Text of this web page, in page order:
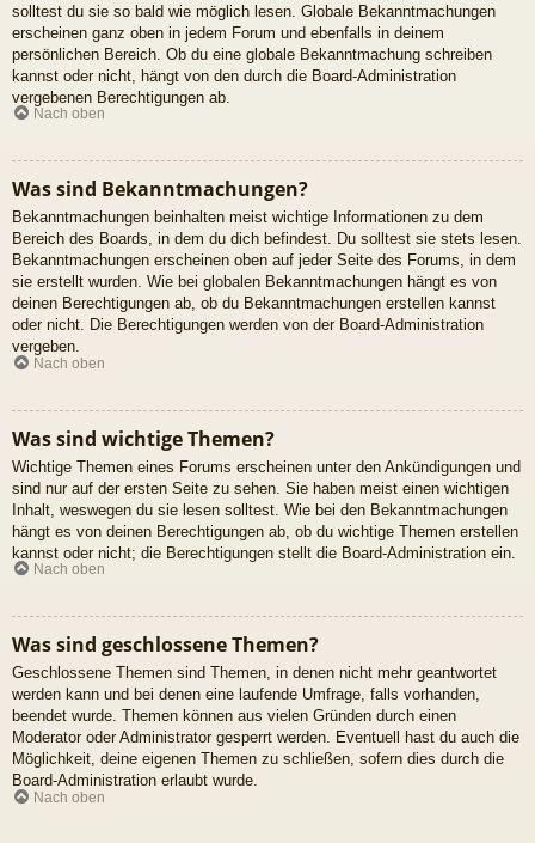
solltest du sie so bald wie möglich lesen. Globale Bekanntmachungen
erscheinen ganz oben in jedem Forum und ebenfalls in deinem
persönlichen Bereich. Ob du eine globale Bekanntmachung schreiben
kannst oder nicht, hängt von den durch die Board-Administration
vergebenen Berechtigungen ab.
Nach oben
Was sind Bekanntmachungen?
Bekanntmachungen beinhalten meist wichtige Informationen zu dem
Bereich des Boards, in dem du dich befindest. Du solltest sie stets lesen.
Bekanntmachungen erscheinen oben auf jeder Seite des Forums, in dem
sie erstellt wurden. Wie bei globalen Bekanntmachungen hängt es von
deinen Berechtigungen ab, ob du Bekanntmachungen erstellen kannst
oder nicht. Die Berechtigungen werden von der Board-Administration
vergeben.
Nach oben
Was sind wichtige Themen?
Wichtige Themen eines Forums erscheinen unter den Ankündigungen und
sind nur auf der ersten Seite zu sehen. Sie haben meist einen wichtigen
Inhalt, weswegen du sie lesen solltest. Wie bei den Bekanntmachungen
hängt es von deinen Berechtigungen ab, ob du wichtige Themen erstellen
kannst oder nicht; die Berechtigungen stellt die Board-Administration ein.
Nach oben
Was sind geschlossene Themen?
Geschlossene Themen sind Themen, in denen nicht mehr geantwortet
werden kann und bei denen eine laufende Umfrage, falls vorhanden,
beendet wurde. Themen können aus vielen Gründen durch einen
Moderator oder Administrator gesperrt werden. Eventuell hast du auch die
Möglichkeit, deine eigenen Themen zu schließen, sofern dies durch die
Board-Administration erlaubt wurde.
Nach oben